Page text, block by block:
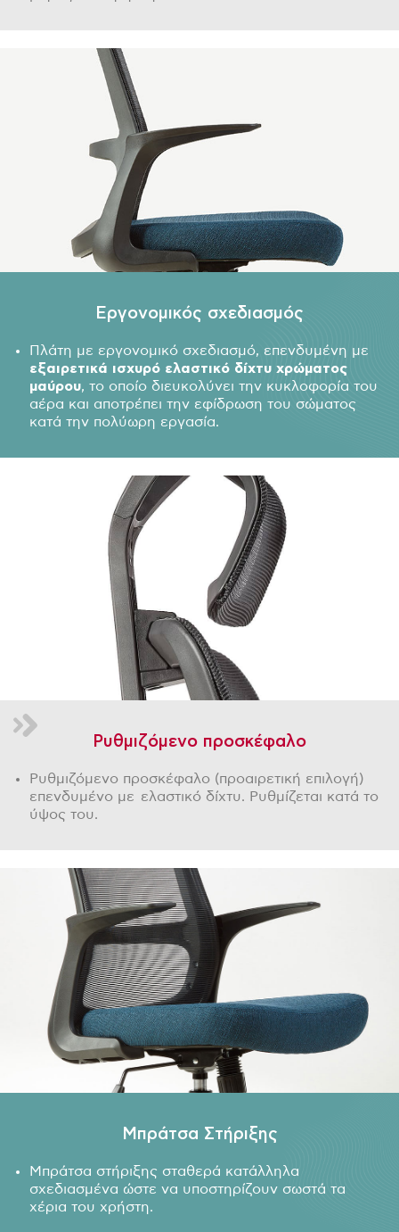
Εργονομικός σχεδιασμός
Πλάτη με εργονομικό σχεδιασμό, επενδυμένη με
εξαιρετικά ισχυρό ελαστικό δίχτυ χρώματος
μαύρου, το οποίο διευκολύνει την κυκλοφορία του
αέρα και αποτρέπει την εφίδρωση του σώματος
κατά την πολύωρη εργασία.
Ρυθμιζόμενο προσκέφαλο
Ρυθμιζόμενο προσκέφαλο (προαιρετική επιλογή)
επενδυμένο με ελαστικό δίχτυ. Ρυθμίζεται κατά το
ύψος του.
Μπράτσα Στήριξης
Μπράτσα στήριξης σταθερά κατάλληλα
σχεδιασμένα ώστε να υποστηρίζουν σωστά τα
χέρια του χρήστη.